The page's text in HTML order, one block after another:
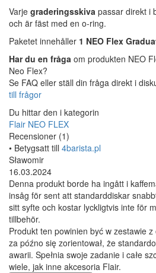
Varje graderingsskiva passar direkt i
och är fäst med en o-ring.
Paketet innehåller 1 NEO Flex
Har du en fråga om produkten NEO
Neo Flex?
Se FAQ eller ställ din fråga direkt i
till frågor
Du hittar den i kategorin
Flair NEO FLEX
Recensioner (1)
• Betygsatt till 4barista.pl
Sławomir
16.03.2024
Denna produkt borde ha ingått i
insåg för sent att standarddiskar
sitt syfte och kostar lyckligtvis inte för
tillbehör.
Produkt ten powinien być w zestawie
za późno się zorientował, że
awarii. Spełnia swoje zadanie i całe
wiele, jak inne akcesoria Flair.